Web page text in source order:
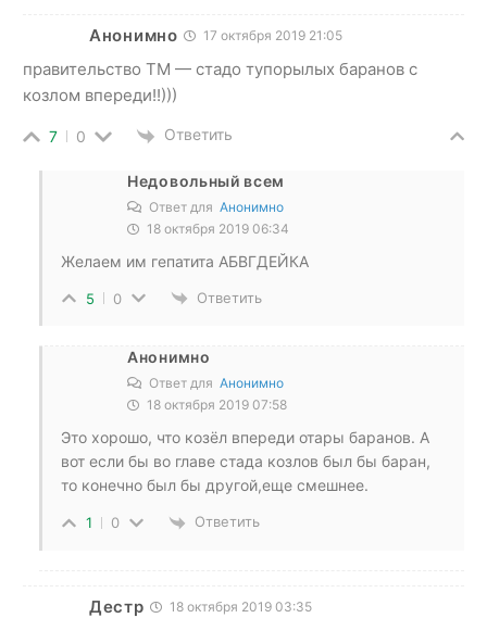
Анонимно 17 октября 2019 21:05
правительство ТМ — стадо тупорылых баранов с
козлом впереди!!)))
7 0 Ответить
Недовольный всем
Ответ для Анонимно
18 октября 2019 06:34
Желаем им гепатита АБВГДЕЙКА
5 0 Ответить
Анонимно
Ответ для Анонимно
18 октября 2019 07:58
Это хорошо, что козёл впереди отары баранов. А
вот если бы во главе стада козлов был бы баран,
то конечно был бы другой,еще смешнее.
1 0 Ответить
Дестр 18 октября 2019 03:35